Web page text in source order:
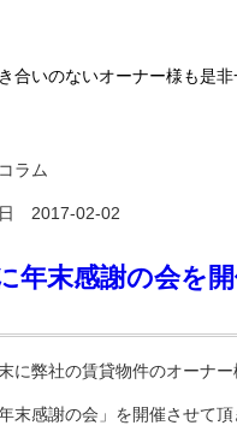
合いのないオーナー様も是
コラム
2017-02-02
年末感謝の会を
に弊社の賃貸物件のオーナ
末感謝の会」を開催させて